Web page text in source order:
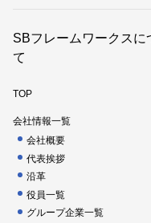
SBフレームワークスに
て
TOP
会社情報一覧
会社概要
代表挨拶
沿革
役員一覧
グループ企業一覧